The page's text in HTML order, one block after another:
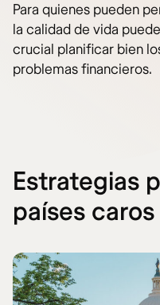
Para quienes pueden
la calidad de vida
crucial planificar bien
problemas financieros.
Estrategias
países caros